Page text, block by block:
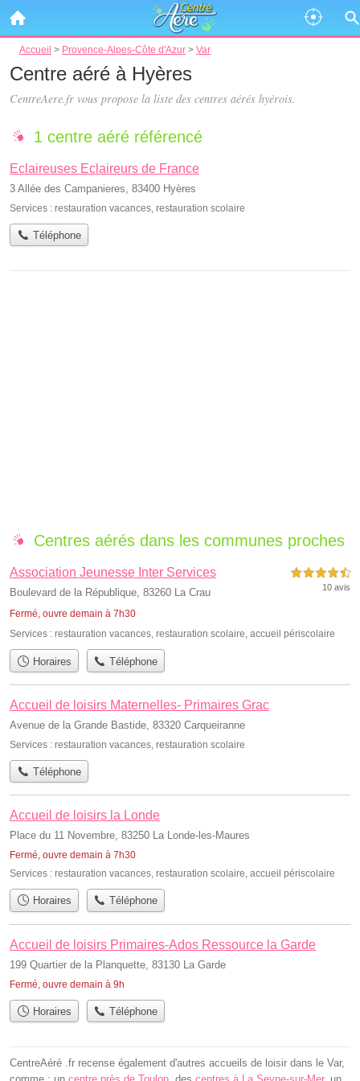
Accueil > Provence-Alpes-Côte d'Azur > Var
Centre aéré à Hyères
CentreAere.fr vous propose la liste des centres aérés hyérois.
1 centre aéré référencé
Eclaireuses Eclaireurs de France
3 Allée des Campanieres, 83400 Hyères
Services : restauration vacances, restauration scolaire
Téléphone
Centres aérés dans les communes proches
Association Jeunesse Inter Services
Boulevard de la République, 83260 La Crau
Fermé, ouvre demain à 7h30
4,5 étoiles sur 5
10 avis
Services : restauration vacances, restauration scolaire, accueil périscolaire
Horaires Téléphone
Accueil de loisirs Maternelles- Primaires Grac
Avenue de la Grande Bastide, 83320 Carqueiranne
Services : restauration vacances restauration scolaire
Téléphone
Accueil de loisirs la Londe
Place du 11 Novembre, 83250 La Londe-les-Maures
Fermé, ouvre demain à 7h30
Services : restauration vacances, restauration scolaire, accueil périscolaire
Horaires Téléphone
Accueil de loisirs Primaires-Ados Ressource la Garde
199 Quartier de la Planquette, 83130 La Garde
Fermé, ouvre demain à 9h
Horaires Téléphone
CentreAéré .fr recense également d'autres accueils de loisir dans le Var,